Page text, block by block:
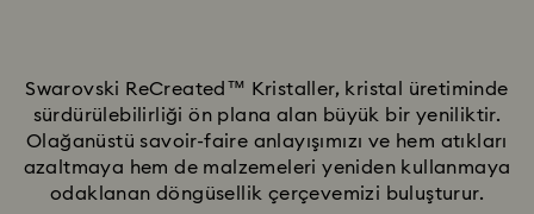
Swarovski ReCreated™ Kristaller, kristal üretiminde
sürdürülebilirliği ön plana alan büyük bir yeniliktir.
Olağanüstü savoir-faire anlayışımızı ve hem atıkları
azaltmaya hem de malzemeleri yeniden kullanmaya
odaklanan döngüsellik çerçevemizi buluşturur.